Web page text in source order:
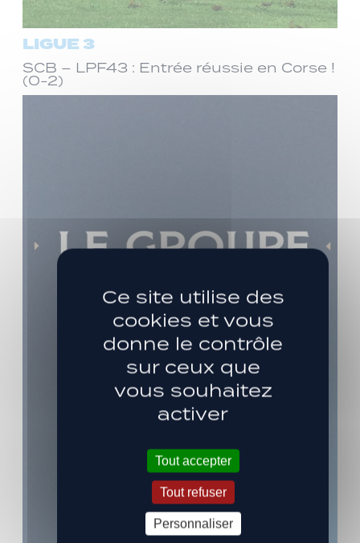
LIGUE 3
SCB – LPF43 : Entrée réussie en Corse !
(0-2)
Ce site utilise des
cookies et vous
donne le contrôle
sur ceux que
vous souhaitez
activer
Tout accepter
Tout refuser
Personnaliser